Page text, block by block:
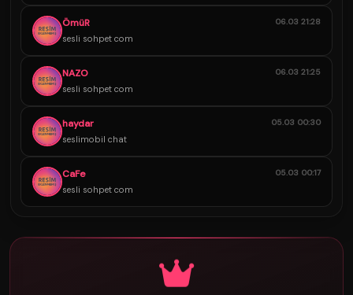
ÖmüR
sesli sohpet com
06.03 21:28
NAZO
sesli sohpet com
06.03 21:25
haydar
seslimobil chat
05.03 00:30
CaFe
sesli sohpet com
05.03 00:17